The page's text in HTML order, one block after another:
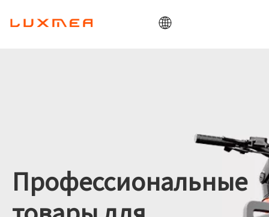
Блог
Контакт
Профессиональные